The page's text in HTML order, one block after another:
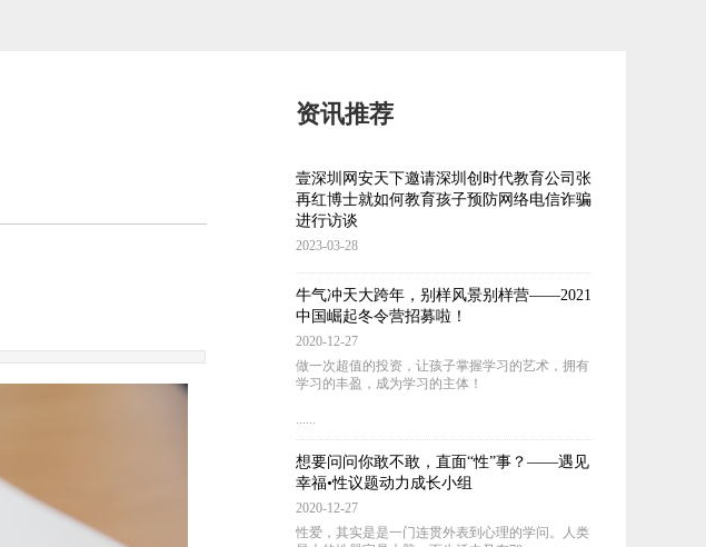
资讯推荐
壹深圳网安天下邀请深圳创时代教育公司张
再红博士就如何教育孩子预防网络电信诈骗
进行访谈
2023-03-28
牛气冲天大跨年，别样风景别样营——2021
中国崛起冬令营招募啦！
2020-12-27
做一次超值的投资，让孩子掌握学习的艺术，拥有
学习的丰盈，成为学习的主体！
......
想要问问你敢不敢，直面“性”事？——遇见
幸福•性议题动力成长小组
2020-12-27
性爱，其实是是一门连贯外表到心理的学问。人类